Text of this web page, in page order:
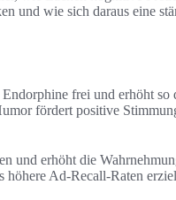
und wie sich daraus eine
frei und erhöht so
fördert positive
und erhöht die
Ad‑Recall‑Raten